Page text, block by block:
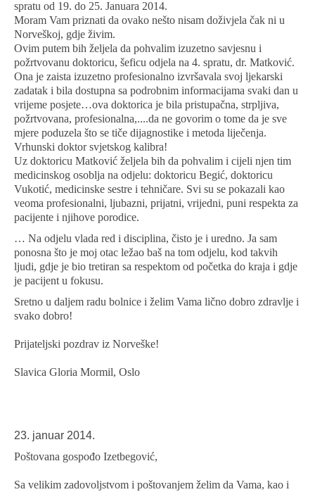
spratu od 19. do 25. Januara 2014.
Moram Vam priznati da ovako nešto nisam doživjela čak ni u
Norveškoj, gdje živim.
Ovim putem bih željela da pohvalim izuzetno savjesnu i
požrtvovanu doktoricu, šeficu odjela na 4. spratu, dr. Matković.
Ona je zaista izuzetno profesionalno izvršavala svoj ljekarski
zadatak i bila dostupna sa podrobnim informacijama svaki dan u
vrijeme posjete…ova doktorica je bila pristupačna, strpljiva,
požrtvovana, profesionalna,....da ne govorim o tome da je sve
mjere poduzela što se tiče dijagnostike i metoda liječenja.
Vrhunski doktor svjetskog kalibra!
Uz doktoricu Matković željela bih da pohvalim i cijeli njen tim
medicinskog osoblja na odjelu: doktoricu Begić, doktoricu
Vukotić, medicinske sestre i tehničare. Svi su se pokazali kao
veoma profesionalni, ljubazni, prijatni, vrijedni, puni respekta za
pacijente i njihove porodice.
… Na odjelu vlada red i disciplina, čisto je i uredno. Ja sam
ponosna što je moj otac ležao baš na tom odjelu, kod takvih
ljudi, gdje je bio tretiran sa respektom od početka do kraja i gdje
je pacijent u fokusu.
Sretno u daljem radu bolnice i želim Vama lično dobro zdravlje i
svako dobro!
Prijateljski pozdrav iz Norveške!
Slavica Gloria Mormil, Oslo
23. januar 2014.
Poštovana gospođo Izetbegović,
Sa velikim zadovoljstvom i poštovanjem želim da Vama, kao i